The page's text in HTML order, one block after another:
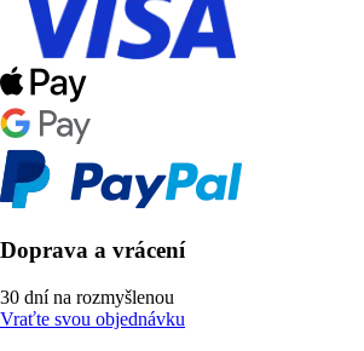
Doprava a vrácení
30 dní na rozmyšlenou
Vraťte svou objednávku